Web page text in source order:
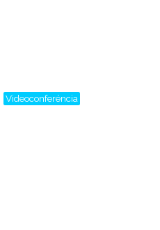
Videoconferéncia